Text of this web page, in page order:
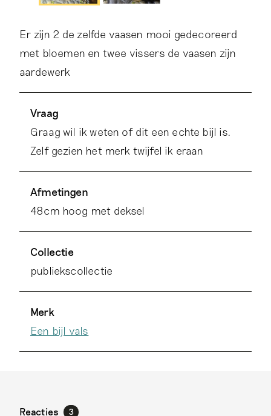
Er zijn 2 de zelfde vaasen mooi gedecoreerd
met bloemen en twee vissers de vaasen zijn
aardewerk
Vraag
Graag wil ik weten of dit een echte bijl is.
Zelf gezien het merk twijfel ik eraan
Afmetingen
48cm hoog met deksel
Collectie
publiekscollectie
Merk
Een bijl vals
Reacties 3